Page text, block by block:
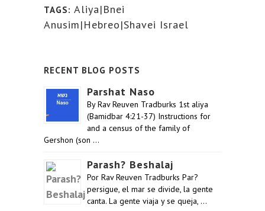
TAGS: Aliya|Bnei
Anusim|Hebreo|Shavei Israel
RECENT BLOG POSTS
Parshat Naso
By Rav Reuven Tradburks 1st aliya
(Bamidbar 4:21-37) Instructions for
and a census of the family of
Gershon (son …
Parash? Beshalaj
Por Rav Reuven Tradburks Par?
persigue, el mar se divide, la gente
canta. La gente viaja y se queja, …